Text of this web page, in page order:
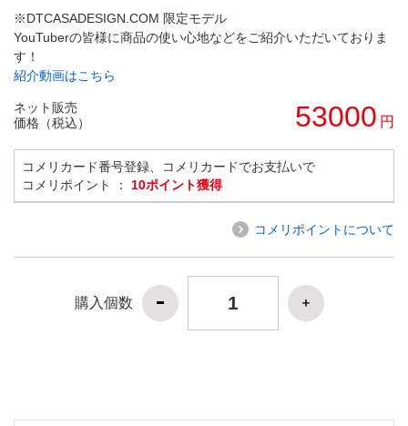
※DTCASADESIGN.COM 限定モデル
YouTuberの皆様に商品の使い心地などをご紹介いただいておりま
す！
紹介動画はこちら
ネット販売
価格（税込）
53000 円
コメリカード番号登録、コメリカードでお支払いで
コメリポイント ： 10ポイント獲得
コメリポイントについて
購入個数